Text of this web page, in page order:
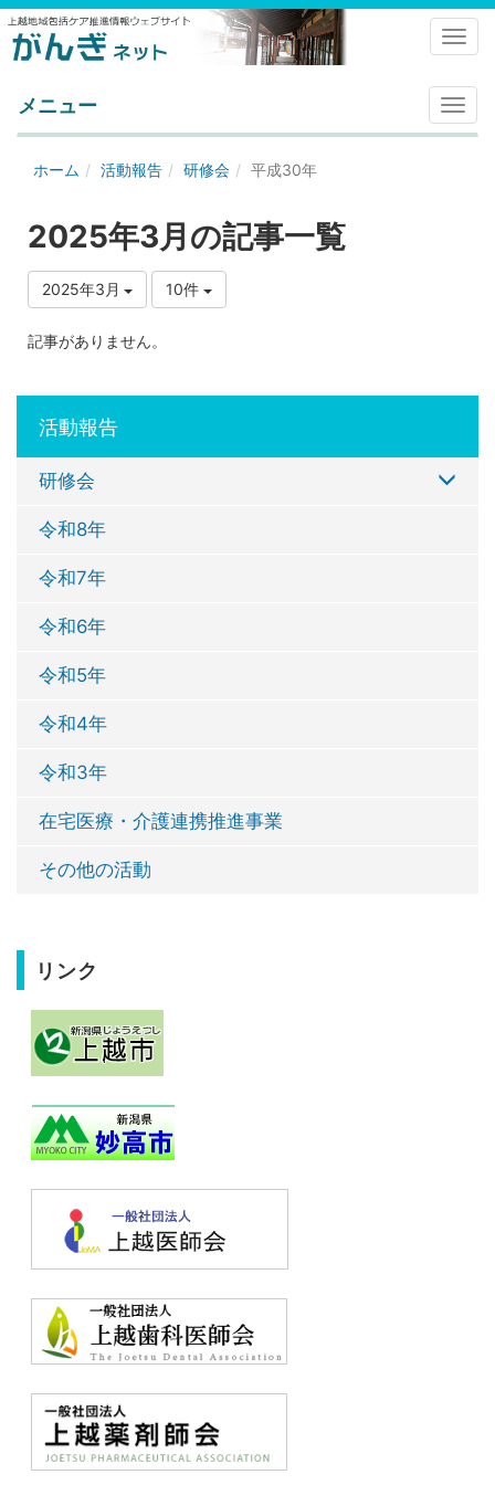
メ
ニ
メニュー
ホーム 活動報告 研修会 平成30年
2025年3月の記事一覧
2025年3月 10件
記事がありません。
活動報告
研修会
令和8年
令和7年
令和6年
令和5年
令和4年
令和3年
在宅医療・介護連携推進事業
その他の活動
リンク